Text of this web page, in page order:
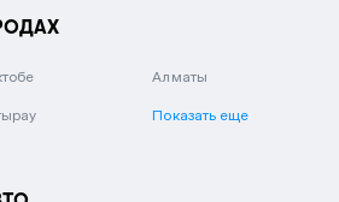
Алматы
Показать еще